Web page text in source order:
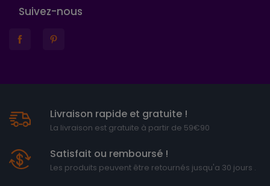
Suivez-nous
Livraison rapide et gratuite !
La livraison est gratuite à partir de 59€90
Satisfait ou remboursé !
Les produits peuvent être retournés jusqu'a 30 jours .